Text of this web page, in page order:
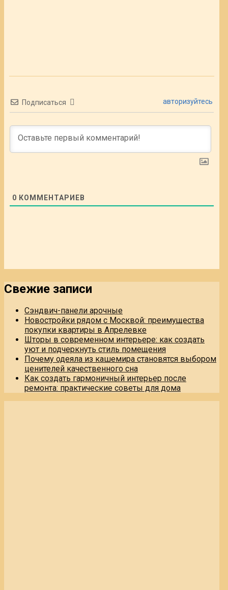
Подписаться авторизуйтесь
0 КОММЕНТАРИЕВ
Свежие записи
Сэндвич-панели арочные
Новостройки рядом с Москвой: преимущества
покупки квартиры в Апрелевке
Шторы в современном интерьере: как создать
уют и подчеркнуть стиль помещения
Почему одеяла из кашемира становятся выбором
ценителей качественного сна
Как создать гармоничный интерьер после
ремонта: практические советы для дома